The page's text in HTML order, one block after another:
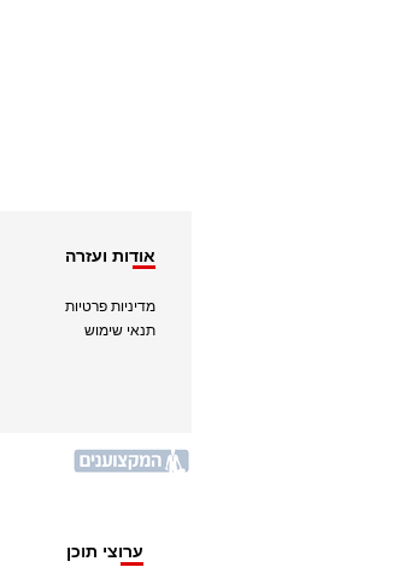
אודות ועזרה
מדיניות פרטיות
תנאי שימוש
ערוצי תוכן